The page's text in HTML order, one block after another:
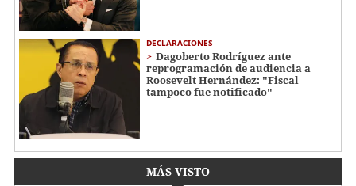
DECLARACIONES
Dagoberto Rodríguez ante
reprogramación de audiencia a
Roosevelt Hernández: "Fiscal
tampoco fue notificado"
MÁS VISTO